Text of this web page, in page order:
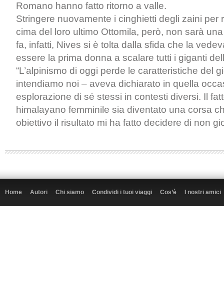
Romano hanno fatto ritorno a valle.
Stringere nuovamente i cinghietti degli zaini per
cima del loro ultimo Ottomila, però, non sarà
fa, infatti, Nives si è tolta dalla sfida che la
essere la prima donna a scalare tutti i giganti
“L’alpinismo di oggi perde le caratteristiche del
intendiamo noi – aveva dichiarato in quella
esplorazione di sé stessi in contesti diversi. Il
himalayano femminile sia diventato una corsa
obiettivo il risultato mi ha fatto decidere di non
Home Autori Chi siamo Condividi i tuoi viaggi Cos’è I nostri amici